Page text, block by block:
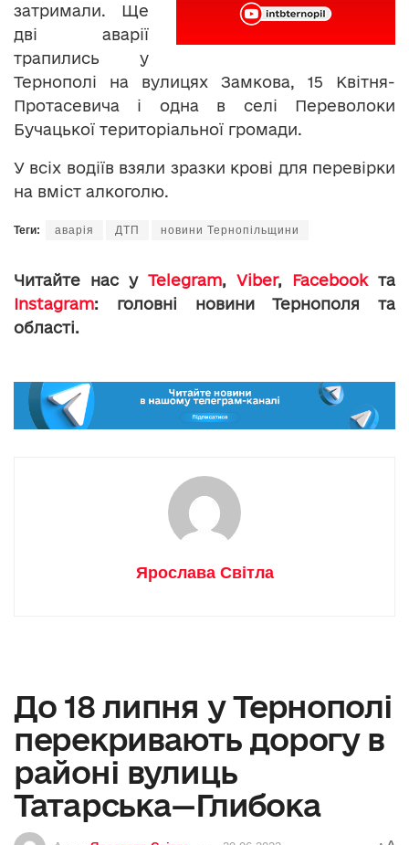
затримали. Ще
дві аварії
трапились у
Тернополі на вулицях Замкова, 15 Квітня-
Протасевича і одна в селі Переволоки
Бучацької територіальної громади.
У всіх водіїв взяли зразки крові для перевірки
на вміст алкоголю.
Теги: аварія ДТП новини Тернопільщини
Читайте нас у Telegram, Viber, Facebookта
Instagram: головні новини Тернополя та
області.
Ярослава Світла
До 18 липня у Тернополі
перекривають дорогу в
районі вулиць
Татарська—Глибока